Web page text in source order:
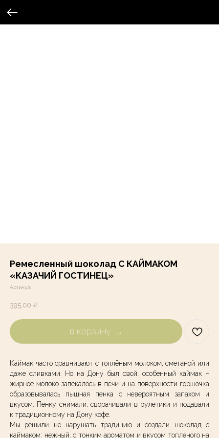
Ремесленный шоколад С КАЙМАКОМ
«КАЗАЧИЙ ГОСТИНЕЦ»
Артикул:
395,00 ₽
в корзину
Каймак часто сравнивают с топлёным молоком, сметаной или
даже сливками. Но на Дону был свой, особенный каймак –
жирное молоко запекалось в печи и на поверхности горшочка
образовывалась пышная пенка с невероятным запахом и
вкусом. Пенку снимали, сворачивали в рулетики и подавали
к традиционному на Дону кофе.
Мы решили не нарушать традицию и создали шоколад с
каймаком: нежный, с тонким ароматом и вкусом топлёного на